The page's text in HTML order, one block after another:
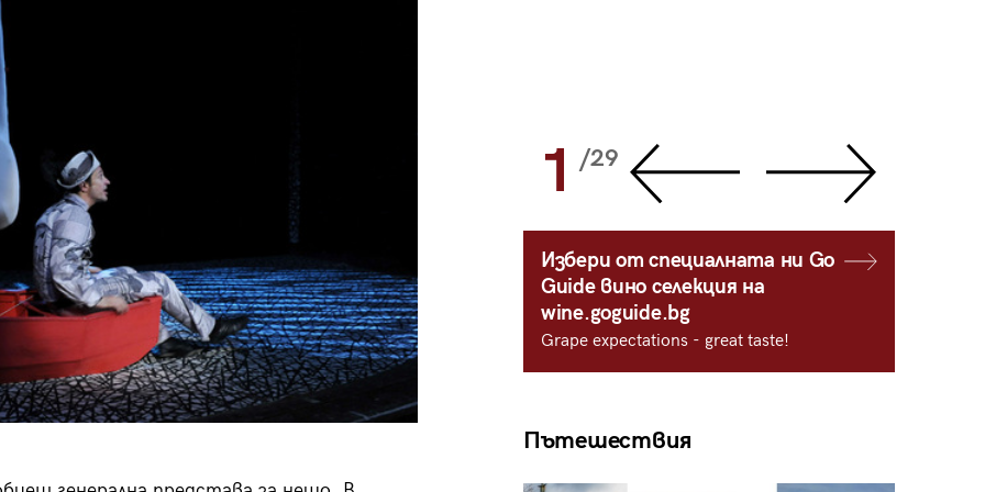
1 /29
Избери от специалната ни Go
Guide вино селекция на
wine.goguide.bg
Grape expectations - great taste!
Пътешествия